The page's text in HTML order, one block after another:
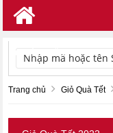
TÌM KIẾM
Trang chủ Giỏ Quà Tết